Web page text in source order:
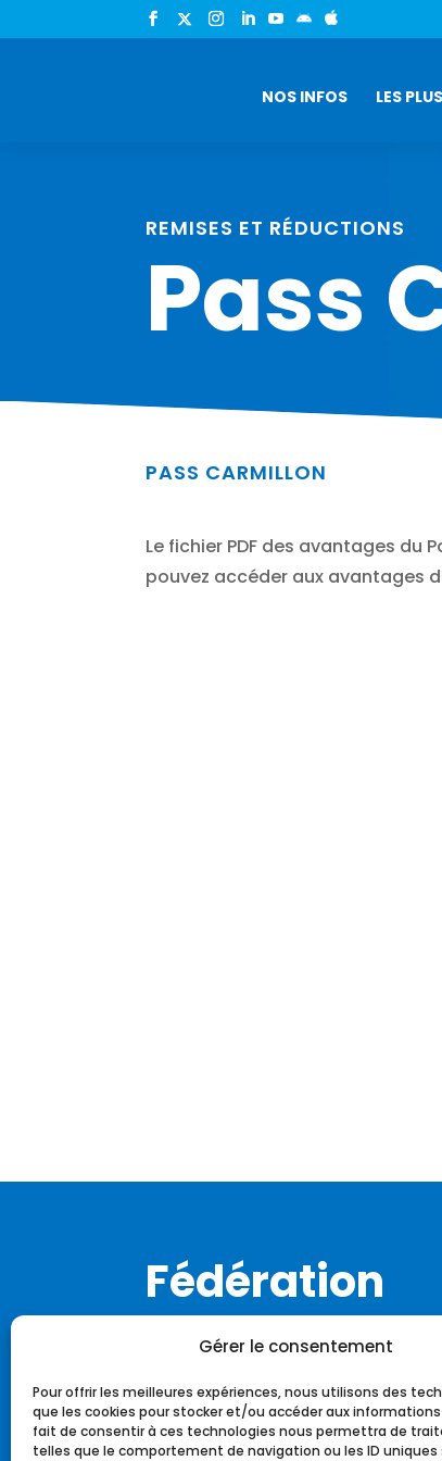
Gérer le consentement
Pour offrir les meilleures expériences, nous utilisons des
que les cookies pour stocker et/ou accéder aux informations
fait de consentir à ces technologies nous permettra de
telles que le comportement de navigation ou les ID uniques
 
NOS INFOS LES PLUS
REMISES ET RÉDUCTIONS
Pass
PASS CARMILLON
Le fichier PDF des avantages du
pouvez accéder aux avantages
Fédération
Notre histoire
Notre charte
L’équipe fédérale